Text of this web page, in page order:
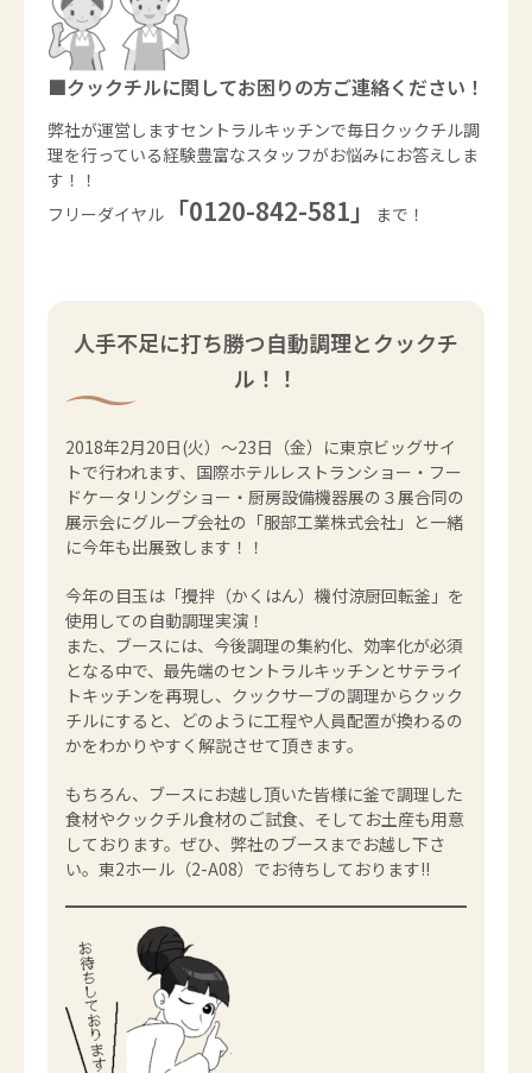
■クックチルに関してお困りの方ご連絡ください！
弊社が運営しますセントラルキッチンで毎日クックチル調
理を行っている経験豊富なスタッフがお悩みにお答えしま
す！！
フリーダイヤル
「0120-842-581」 まで！
人手不足に打ち勝つ自動調理とクックチ
ル！！
2018年2月20日(火）～23日（金）に東京ビッグサイ
トで行われます、国際ホテルレストランショー・フー
ドケータリングショー・厨房設備機器展の３展合同の
展示会にグループ会社の「服部工業株式会社」と一緒
に今年も出展致します！！
今年の目玉は「攪拌（かくはん）機付涼厨回転釜」を
使用しての自動調理実演！
また、ブースには、今後調理の集約化、効率化が必須
となる中で、最先端のセントラルキッチンとサテライ
トキッチンを再現し、クックサーブの調理からクック
チルにすると、どのように工程や人員配置が換わるの
かをわかりやすく解説させて頂きます。
もちろん、ブースにお越し頂いた皆様に釜で調理した
食材やクックチル食材のご試食、そしてお土産も用意
しております。ぜひ、弊社のブースまでお越し下さ
い。東2ホール（2-A08）でお待ちしております!!